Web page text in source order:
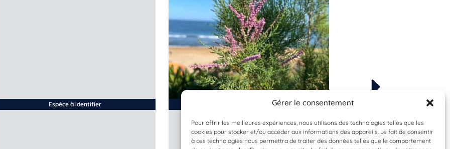
Gérer le consentement
Pour offrir les meilleures expériences, nous utilisons des technologies telles que les
cookies pour stocker et/ou accéder aux informations des appareils. Le fait de consentir
à ces technologies nous permettra de traiter des données telles que le comportement
Espèce à identifier Espèce à identifier Espèce à identifier